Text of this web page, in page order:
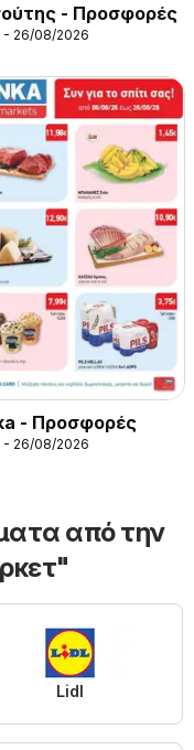
- Προσφορές
26/08/2026
- Προσφορές
26/08/2026
από την
Lidl